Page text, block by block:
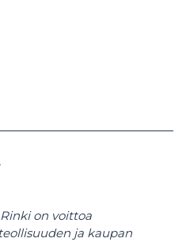
on voittoa
ja kaupan